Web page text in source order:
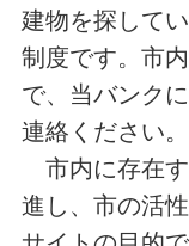
建物を探して
制度です。市
で、当バンク
連絡ください。
市内に存在す
進し、市の活